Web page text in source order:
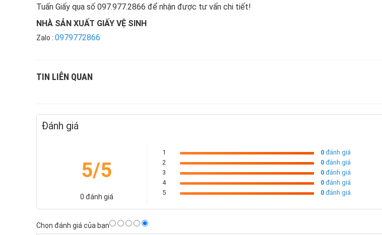
Tuấn Giấy qua số 097.977.2866 để nhận được tư vấn chi tiết!
NHÀ SẢN XUẤT GIẤY VỆ SINH
Zalo : 0979772866
TIN LIÊN QUAN
Đánh giá
5/5
0 đánh giá
1 0 đánh giá
2
0 đánh giá
3
0 đánh giá
4
0 đánh giá
5
0 đánh giá
Chọn đánh giá của bạn